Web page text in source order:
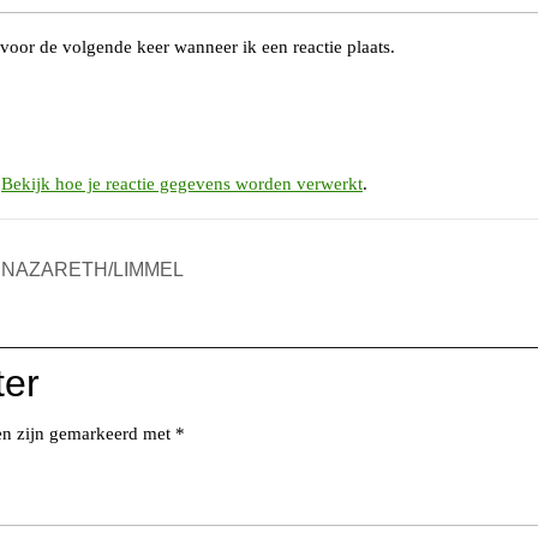
de volgende keer wanneer ik een reactie plaats.
Bekijk hoe je reactie gegevens worden verwerkt.
LIMMEL
zijn gemarkeerd met *